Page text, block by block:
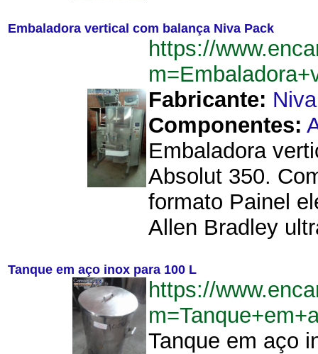
Embaladora vertical com balança Niva Pack
https://
Fabricante:
Componentes:
Embaladora
Absolut 350.
formato Painel
Allen Bradley
Tanque em aço inox para 100 L
https://
Tanque em aço